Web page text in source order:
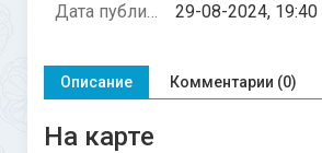
Дата публикации: 29-08-2024, 19:40
Описание Комментарии (0)
На карте